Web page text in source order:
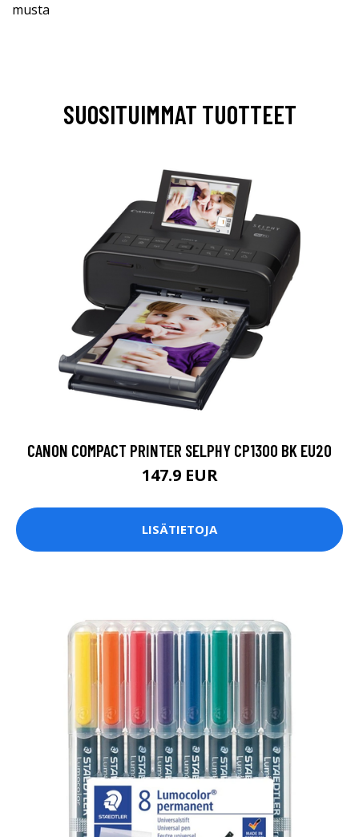
musta
SUOSITUIMMAT TUOTTEET
CANON COMPACT PRINTER SELPHY CP1300 BK EU20
147.9 EUR
LISÄTIETOJA